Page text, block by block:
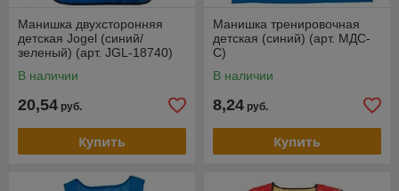
Манишка двухсторонняя
детская Jogel (синий/
зеленый) (арт. JGL-18740)
В наличии
20,54 руб.
Купить
Манишка тренировочная
детская (синий) (арт. МДС-
С)
В наличии
8,24 руб.
Купить